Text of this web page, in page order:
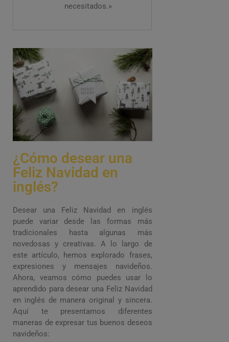
necesitados.»
¿Cómo desear una
Feliz Navidad en
inglés?
Desear una Feliz Navidad en inglés
puede variar desde las formas más
tradicionales hasta algunas más
novedosas y creativas. A lo largo de
este artículo, hemos explorado frases,
expresiones y mensajes navideños.
Ahora, veamos cómo puedes usar lo
aprendido para desear una Feliz Navidad
en inglés de manera original y sincera.
Aquí te presentamos diferentes
maneras de expresar tus buenos deseos
navideños: